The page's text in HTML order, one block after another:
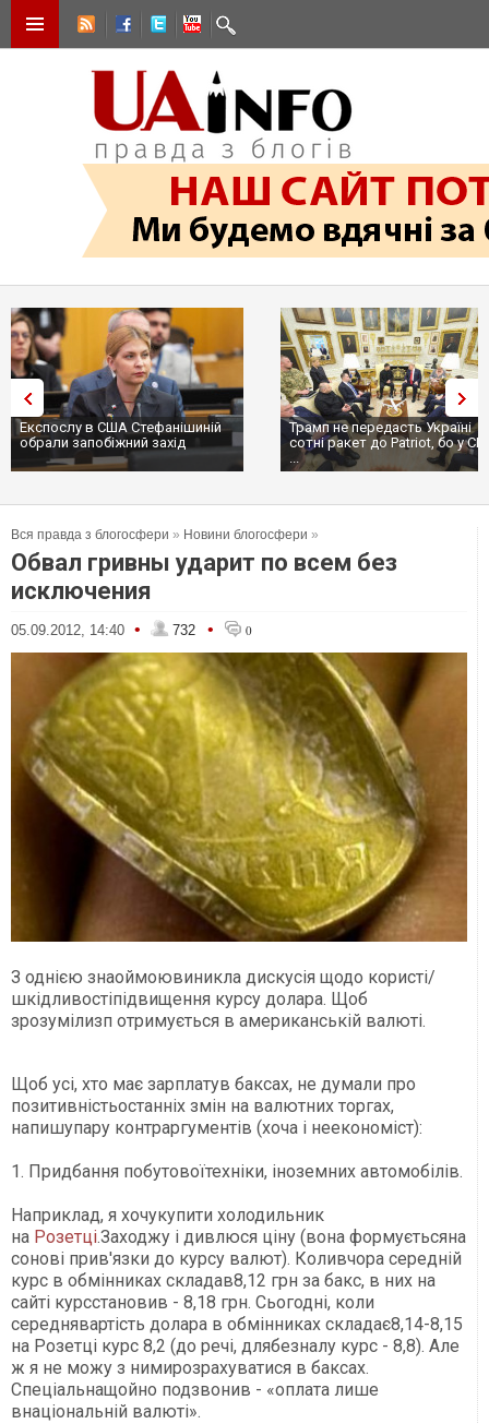
Експослу в США Стефанішиній
обрали запобіжний захід
Трамп не передасть Україні
сотні ракет до Patriot, бо у
...
Вся правда з блогосфери » Новини блогосфери »
Обвал гривны ударит по всем без
исключения
05.09.2012, 14:40 • 732 • 0
З однією знаоймоювиникла дискусія щодо користі/
шкідливостіпідвищення курсу долара. Щоб
зрозумілизп отримується в американській валюті.
Щоб усі, хто має зарплатув баксах, не думали про
позитивністьостанніх змін на валютних торгах,
напишупару контраргументів (хоча і неекономіст):
1. Придбання побутовоїтехніки, іноземних автомобілів.
Наприклад, я хочукупити холодильник
на Розетці.Заходжу і дивлюся ціну (вона формуєтьсяна
сонові прив'язки до курсу валют). Коливчора середній
курс в обмінниках складав8,12 грн за бакс, в них на
сайті курсстановив - 8,18 грн. Сьогодні, коли
середнявартість долара в обмінниках складає8,14-8,15
на Розетці курс 8,2 (до речі, длябезналу курс - 8,8). Але
ж я не можу з нимирозрахуватися в баксах.
Спеціальнащойно подзвонив - «оплата лише
внаціональній валюті».